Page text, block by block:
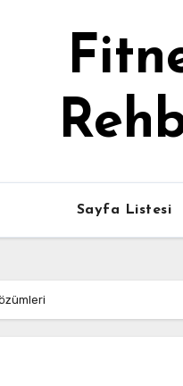
Sayfa Listesi